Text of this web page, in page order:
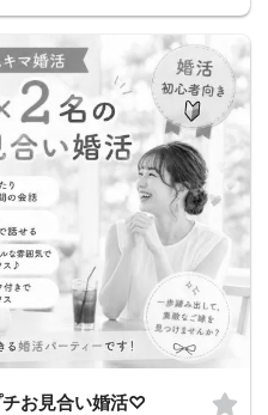
チお見合い婚活♡